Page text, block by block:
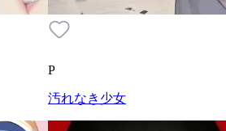
P
汚れなき少女